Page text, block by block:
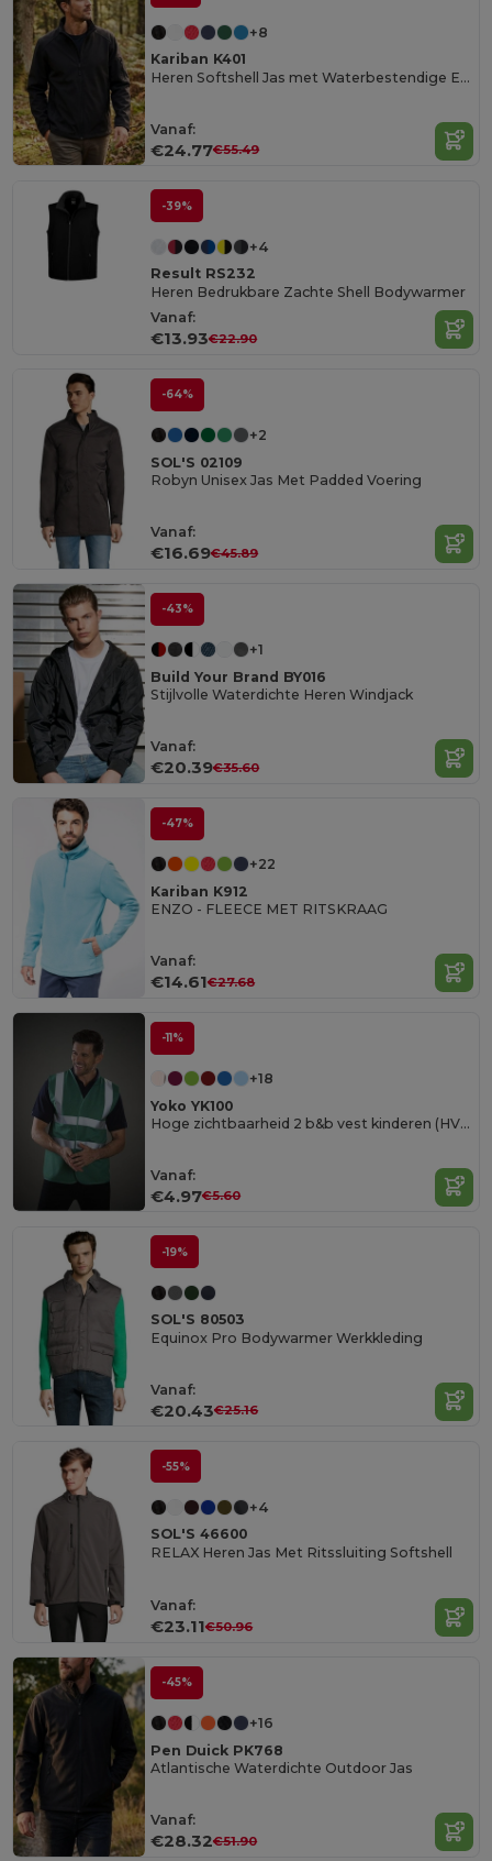
+8
Kariban K401
Heren Softshell Jas met Waterbestendige Eigenschappen
Vanaf:
€24.77€55.49
-39%
+4
Result RS232
Heren Bedrukbare Zachte Shell Bodywarmer
Vanaf:
€13.93€22.90
-64%
+2
SOL'S 02109
Robyn Unisex Jas Met Padded Voering
Vanaf:
€16.69€45.89
-43%
+1
Build Your Brand BY016
Stijlvolle Waterdichte Heren Windjack
Vanaf:
€20.39€35.60
-47%
+22
Kariban K912
ENZO - FLEECE MET RITSKRAAG
Vanaf:
€14.61€27.68
-11%
+18
Yoko YK100
Hoge zichtbaarheid 2 b&b vest kinderen (HVW100CH)
Vanaf:
€4.97€5.60
-19%
SOL'S 80503
Equinox Pro Bodywarmer Werkkleding
Vanaf:
€20.43€25.16
-55%
+4
SOL'S 46600
RELAX Heren Jas Met Ritssluiting Softshell
Vanaf:
€23.11€50.96
-45%
+16
Pen Duick PK768
Atlantische Waterdichte Outdoor Jas
Vanaf:
€28.32€51.90